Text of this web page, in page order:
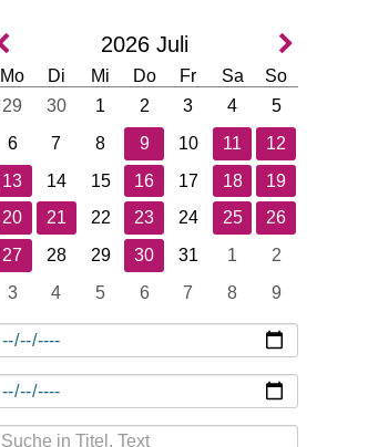
2026 Juli
Mo Di Mi Do Fr Sa
So
29
30 1 2 3 4
5
6
7 8 9 10 11
12
13
14 15 16 17 18
19
20
21 22 23 24 25
26
27
28 29 30 31 1
2
3
4 5 6 7 8 9